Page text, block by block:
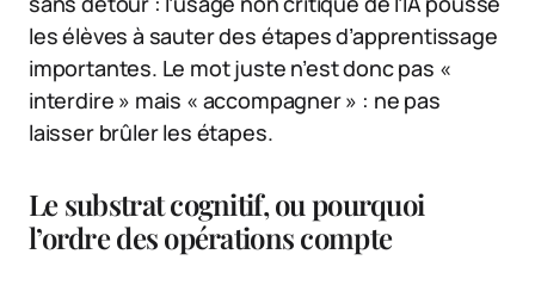
les élèves à sauter des étapes d’apprentissage
importantes. Le mot juste n’est donc pas «
interdire » mais « accompagner » : ne pas
laisser brûler les étapes.
Le substrat cognitif, ou pourquoi
l’ordre des opérations compte